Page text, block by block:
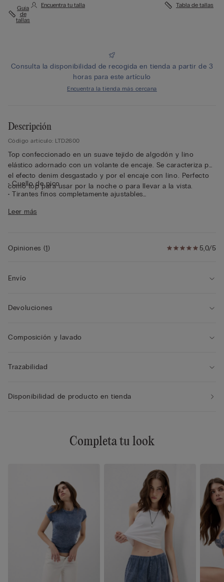
Guía
de
tallas
Encuentra tu talla Tabla de tallas
Consulta la disponibilidad de recogida en tienda a partir de 3
horas para este artículo
Encuentra la tienda más cercana
Descripción
Código artículo: LTD2600
Top confeccionado en un suave tejido de algodón y lino
elástico adornado con un volante de encaje. Se caracteriza por
el efecto denim desgastado y por el encaje con lino. Perfecto
como top para usar por la noche o para llevar a la vista.
• Cuello de pico
• Tirantes finos completamente ajustables
• La modelo mide 175 cm y lleva la talla S
Leer más
5,0/5
Opiniones (1)
Envío
Devoluciones
Composición y lavado
Trazabilidad
Disponibilidad de producto en tienda
Completa tu look